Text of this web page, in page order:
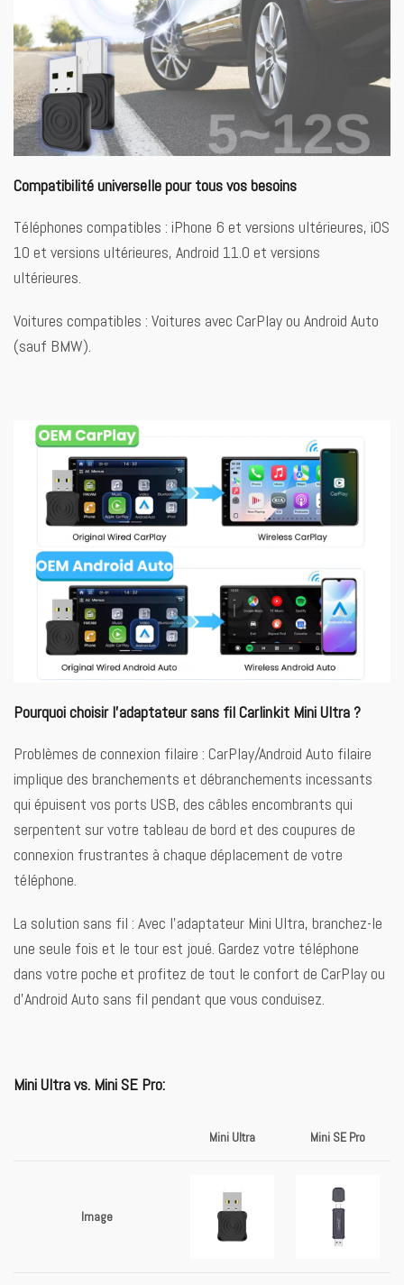
Compatibilité universelle pour tous vos besoins
Téléphones compatibles : iPhone 6 et versions ultérieures, iOS
10 et versions ultérieures, Android 11.0 et versions
ultérieures.
Voitures compatibles : Voitures avec CarPlay ou Android Auto
(sauf BMW).
Pourquoi choisir l’adaptateur sans fil Carlinkit Mini Ultra ?
Problèmes de connexion filaire : CarPlay/Android Auto filaire
implique des branchements et débranchements incessants
qui épuisent vos ports USB, des câbles encombrants qui
serpentent sur votre tableau de bord et des coupures de
connexion frustrantes à chaque déplacement de votre
téléphone.
La solution sans fil : Avec l’adaptateur Mini Ultra, branchez-le
une seule fois et le tour est joué. Gardez votre téléphone
dans votre poche et profitez de tout le confort de CarPlay ou
d’Android Auto sans fil pendant que vous conduisez.
Mini Ultra vs. Mini SE Pro:
Mini Ultra Mini SE Pro
Image